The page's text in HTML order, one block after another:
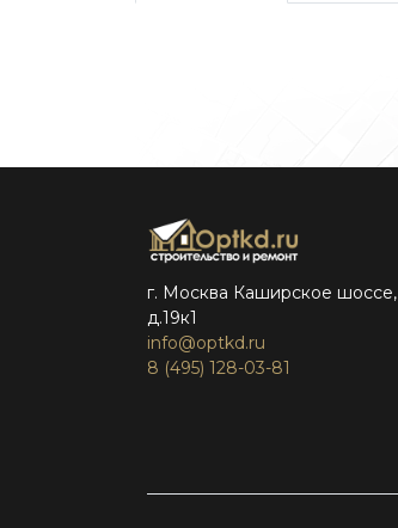
г. Москва Каширское шоссе,
д.19к1
info@optkd.ru
8 (495) 128-03-81